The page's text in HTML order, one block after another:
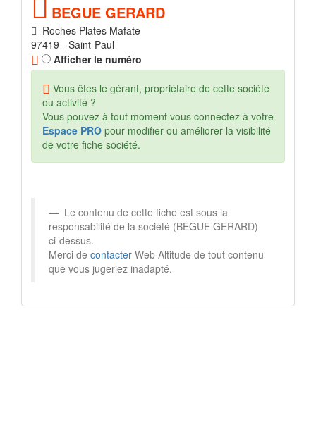
BEGUE GERARD
Roches Plates Mafate
97419 - Saint-Paul
Afficher le numéro
Vous êtes le gérant, propriétaire de cette société
ou activité ?
Vous pouvez à tout moment vous connectez à votre
Espace PRO pour modifier ou améliorer la visibilité
de votre fiche société.
Le contenu de cette fiche est sous la
responsabilité de la société (BEGUE GERARD)
ci-dessus.
Merci de contacter Web Altitude de tout contenu
que vous jugeriez inadapté.